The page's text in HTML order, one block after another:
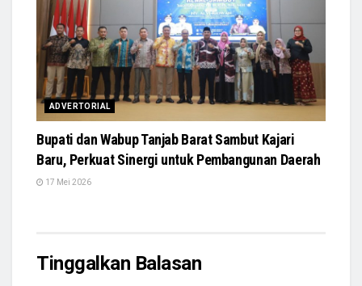
ADVERTORIAL
Bupati dan Wabup Tanjab Barat Sambut Kajari
Baru, Perkuat Sinergi untuk Pembangunan Daerah
17 Mei 2026
Tinggalkan Balasan